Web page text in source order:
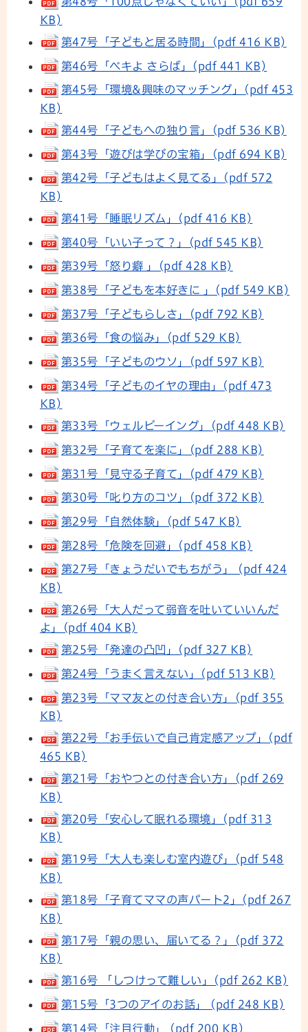
KB)
第47号「子どもと居る時間」(pdf 416 KB)
第46号「ベキよ さらば」(pdf 441 KB)
第45号「環境&興味のマッチング」(pdf 453
KB)
第44号「子どもへの独り言」(pdf 536 KB)
第43号「遊びは学びの宝箱」(pdf 694 KB)
第42号「子どもはよく見てる」(pdf 572
KB)
第41号「睡眠リズム」(pdf 416 KB)
第40号「いい子って？」(pdf 545 KB)
第39号「怒り癖 」(pdf 428 KB)
第38号「子どもを本好きに 」(pdf 549 KB)
第37号「子どもらしさ」(pdf 792 KB)
第36号「食の悩み」(pdf 529 KB)
第35号「子どものウソ」(pdf 597 KB)
第34号「子どものイヤの理由」(pdf 473
KB)
第33号「ウェルビーイング」(pdf 448 KB)
第32号「子育てを楽に」(pdf 288 KB)
第31号「見守る子育て」(pdf 479 KB)
第30号「叱り方のコツ」(pdf 372 KB)
第29号「自然体験」(pdf 547 KB)
第28号「危険を回避」(pdf 458 KB)
第27号「きょうだいでもちがう」 (pdf 424
KB)
第26号「大人だって弱音を吐いていいんだ
よ」(pdf 404 KB)
第25号「発達の凸凹」(pdf 327 KB)
第24号「うまく言えない」(pdf 513 KB)
第23号「ママ友との付き合い方」(pdf 355
KB)
第22号「お手伝いで自己肯定感アップ」(pdf
465 KB)
第21号「おやつとの付き合い方」(pdf 269
KB)
第20号「安心して眠れる環境」(pdf 313
KB)
第19号「大人も楽しむ室内遊び」(pdf 548
KB)
第18号「子育てママの声パート2」(pdf 267
KB)
第17号「親の思い、届いてる？」(pdf 372
KB)
第16号 「しつけって難しい」(pdf 262 KB)
第15号「3つのアイのお話」 (pdf 248 KB)
第14号「注目行動」 (pdf 200 KB)